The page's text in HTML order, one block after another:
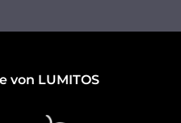
von LUMITOS